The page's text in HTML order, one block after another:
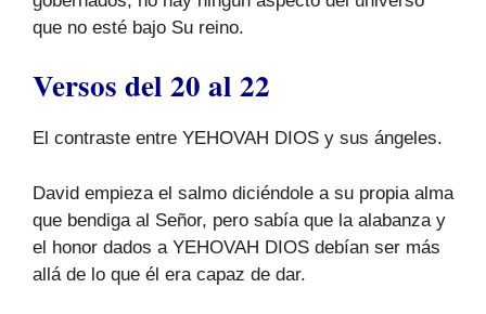
que no esté bajo Su reino.
Versos del 20 al 22
El contraste entre YEHOVAH DIOS y sus ángeles.
David empieza el salmo diciéndole a su propia alma
que bendiga al Señor, pero sabía que la alabanza y
el honor dados a YEHOVAH DIOS debían ser más
allá de lo que él era capaz de dar.